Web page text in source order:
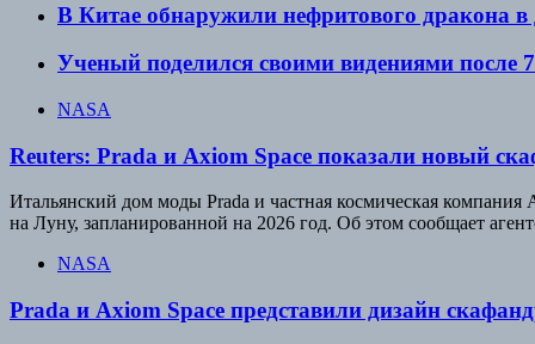
В Китае обнаружили нефритового дракона в
Ученый поделился своими видениями после
NASA
Reuters: Prada и Axiom Space показали новый
Итальянский дом моды Prada и частная космическая
на Луну, запланированной на 2026 год. Об этом сообщает
NASA
Prada и Axiom Space представили дизайн